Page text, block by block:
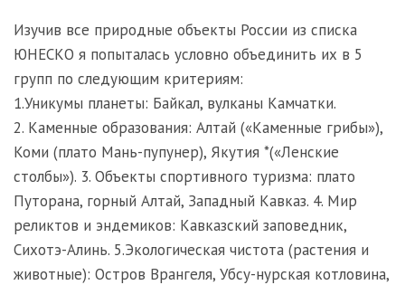
Изучив все природные объекты России из списка
ЮНЕСКО я попыталась условно объединить их в 5
групп по следующим критериям:
1.Уникумы планеты: Байкал, вулканы Камчатки.
2. Каменные образования: Алтай («Каменные грибы»),
Коми (плато Мань-пупунер), Якутия *(«Ленские
столбы»). 3. Объекты спортивного туризма: плато
Путорана, горный Алтай, Западный Кавказ. 4. Мир
реликтов и эндемиков: Кавказский заповедник,
Сихотэ-Алинь. 5.Экологическая чистота (растения и
животные): Остров Врангеля, Убсу-нурская котловина,